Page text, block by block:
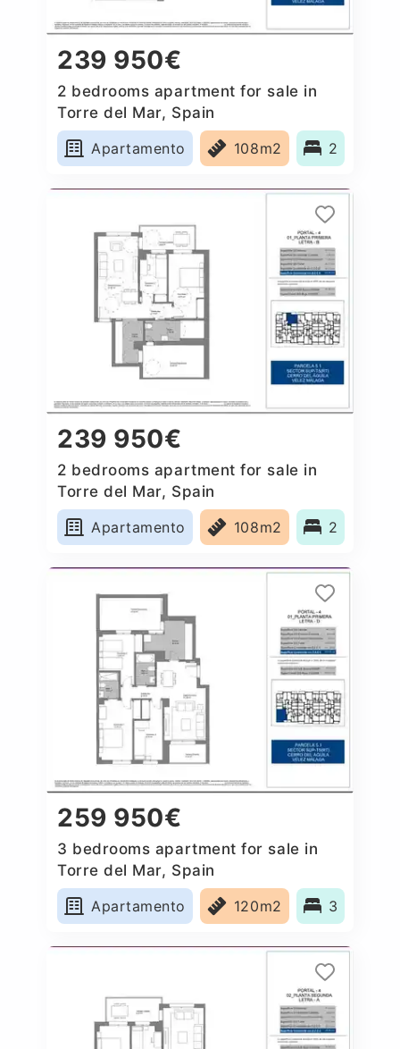
239 950€
2 bedrooms apartment for sale in
Torre del Mar, Spain
Apartamento
108m2 2
239 950€
2 bedrooms apartment for sale in
Torre del Mar, Spain
Apartamento
108m2 2
259 950€
3 bedrooms apartment for sale in
Torre del Mar, Spain
Apartamento
120m2 3